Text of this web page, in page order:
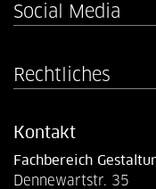
Social Media
Rechtliches
Kontakt
Fachbereich
Dennewartstr. 35